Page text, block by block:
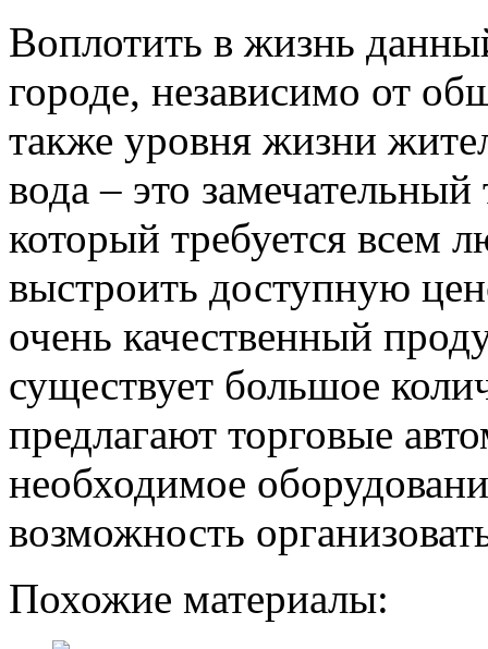
Воплотить в жизнь
городе, независимо от
также уровня жизни
вода – это
который требуется всем
выстроить доступную
очень качественный
существует большое
предлагают торговые
необходимое
возможность
Похожие материалы: